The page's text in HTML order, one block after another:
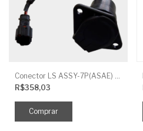
R$358,03